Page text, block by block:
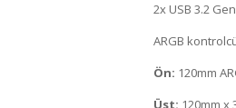
2x USB 3.2
ARGB
Ön: 120mm
Üst: 120mm x